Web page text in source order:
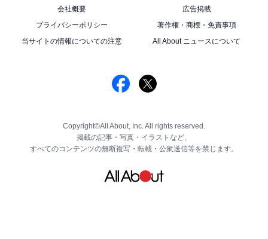
会社概要
広告掲載
プライバシーポリシー
著作権・商標・免責事項
当サイトの情報についての注意
All About ニュースについて
Copyright©All About, Inc. All rights reserved.
掲載の記事・写真・イラストなど、
すべてのコンテンツの無断複写・転載・公衆送信等を禁じます。